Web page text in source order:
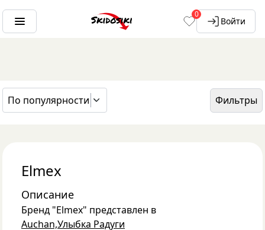
0
Войти
По популярности
Фильтры
ГЛАВНАЯ
БРЕНДЫ
Elmex
Описание
Бренд "Elmex" представлен в
Auchan,Улыбка Радуги